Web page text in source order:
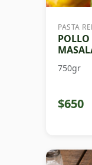
PASTA
750gr
$650